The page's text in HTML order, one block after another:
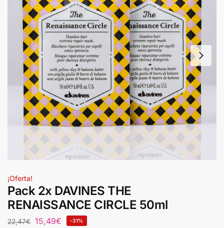
¡Oferta!
Pack 2x DAVINES THE
RENAISSANCE CIRCLE 50ml
22,47€ 15,49€ -31%